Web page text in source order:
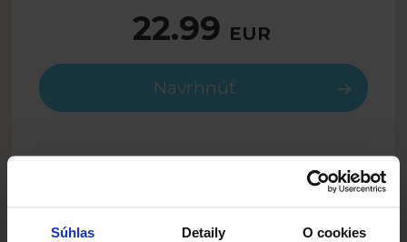
Súhlas Detaily O cookies
22.99 EUR
Navrhnúť